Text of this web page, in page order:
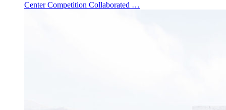
Center Competition Collaborated …